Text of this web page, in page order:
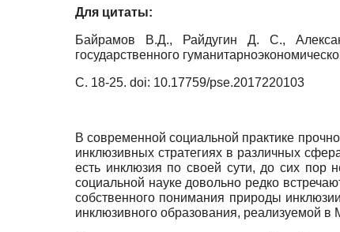
Для цитаты:
Байрамов В.Д., Райдугин Д. С.,
государственного
C. 18-25. doi: 10.17759/pse.2017220103
В современной социальной практике
инклюзивных стратегиях в различных
есть инклюзия по своей сути, до сих пор
социальной науке довольно редко
собственного понимания природы
инклюзивного образования, реализуемой в